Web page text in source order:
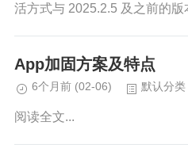
活方式与 2025.2.5 及之前的版
App加固方案及特点
6个月前 (02-06) 默认分类
阅读全文...